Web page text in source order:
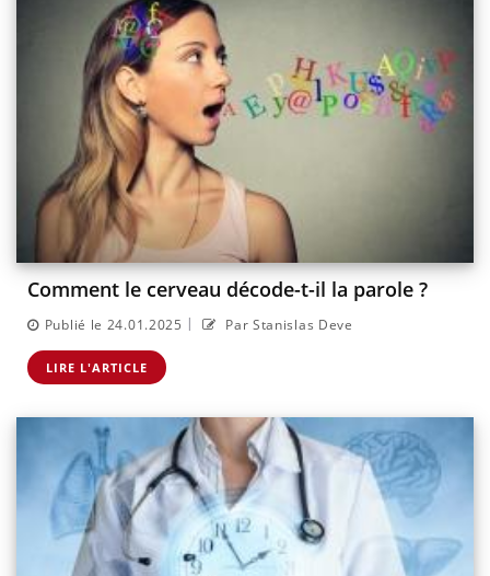
Comment le cerveau décode-t-il la parole ?
Publié le 24.01.2025 | Par Stanislas Deve
LIRE L'ARTICLE